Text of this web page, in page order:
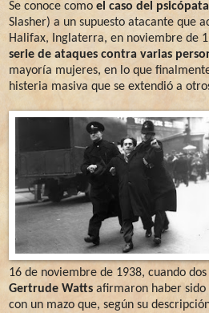
Se conoce como el caso del
Slasher) a un supuesto atacante que
Halifax, Inglaterra, en noviembre de
serie de ataques contra varias
mayoría mujeres, en lo que
histeria masiva que se extendió a
16 de noviembre de 1938, cuando
Gertrude Watts afirmaron haber
con un mazo que, según su